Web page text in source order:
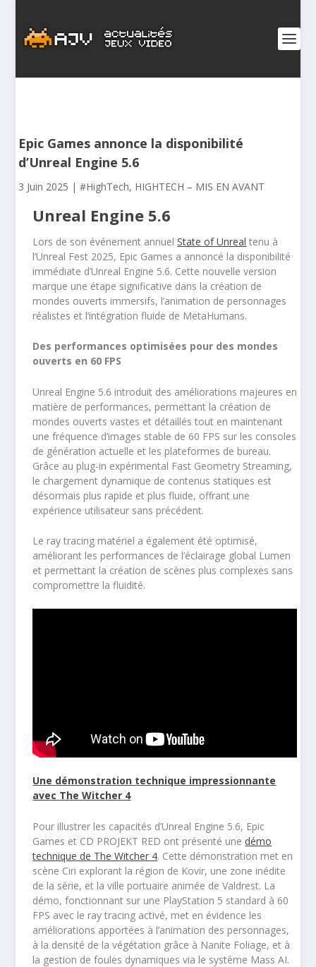
Epic Games annonce la disponibilité
d’Unreal Engine 5.6
3 Juin 2025 |#HighTech, HIGHTECH – MIS EN AVANT
Unreal Engine 5.6
Lors de son événement annuelState of Unreal tenu à
l’Unreal Fest 2025, Epic Games a annoncé la disponibilité
immédiate d’Unreal Engine 5.6. Cette nouvelle version
marque une étape significative dans la création de
mondes ouverts immersifs, l’animation de personnages
réalistes et l’intégration fluide de MetaHumans.
Des performances optimisées pour des mondes
ouverts en 60 FPS
Unreal Engine 5.6 introduit des améliorations majeures en
matière de performances, permettant la création de
mondes ouverts vastes et détaillés tout en maintenant
une fréquence d’images stable de 60 FPS sur les consoles
de génération actuelle et les plateformes de bureau.
Grâce au plug-in expérimental Fast Geometry Streaming,
le chargement dynamique de contenus statiques est
désormais plus rapide et plus fluide, offrant une
expérience utilisateur sans précédent.
Le ray tracing matériel a également été optimisé,
améliorant les performances de l’éclairage global Lumen
et permettant la création de scènes plus complexes sans
compromettre la fluidité.
Une démonstration technique impressionnante
avec The Witcher 4
Pour illustrer les capacités d’Unreal Engine 5.6, Epic
Games et CD PROJEKT RED ont présenté une démo
technique de The Witcher 4. Cette démonstration met en
scène Ciri explorant la région de Kovir, une zone inédite
de la série, et la ville portuaire animée de Valdrest. La
démo, fonctionnant sur une PlayStation 5 standard à 60
FPS avec le ray tracing activé, met en évidence les
améliorations apportées à l’animation des personnages,
à la densité de la végétation grâce à Nanite Foliage, et à
la gestion de foules dynamiques via le système Mass AI.